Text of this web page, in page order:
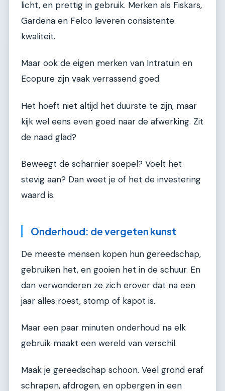
licht, en prettig in gebruik. Merken als Fiskars,
Gardena en Felco leveren consistente
kwaliteit.
Maar ook de eigen merken van Intratuin en
Ecopure zijn vaak verrassend goed.
Het hoeft niet altijd het duurste te zijn, maar
kijk wel eens even goed naar de afwerking. Zit
de naad glad?
Beweegt de scharnier soepel? Voelt het
stevig aan? Dan weet je of het de investering
waard is.
Onderhoud: de vergeten kunst
De meeste mensen kopen hun gereedschap,
gebruiken het, en gooien het in de schuur. En
dan verwonderen ze zich erover dat na een
jaar alles roest, stomp of kapot is.
Maar een paar minuten onderhoud na elk
gebruik maakt een wereld van verschil.
Maak je gereedschap schoon. Veel grond eraf
schrapen, afdrogen, en opbergen in een